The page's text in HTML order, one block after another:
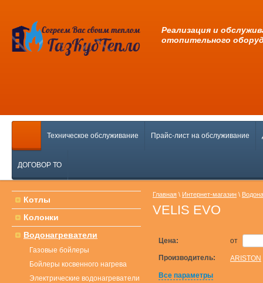
Pеализация и
отопительного
Техническое обслуживание Прайс-лист на обслуживание
ДОГОВОР ТО
Котлы
Колонки
Водонагреватели
Газовые бойлеры
Бойлеры косвенного нагрева
Электрические водонагреватели
Главная \ Интернет-магазин \
VELIS EVO
Цена: от
Производитель: ARISTON
Все параметры